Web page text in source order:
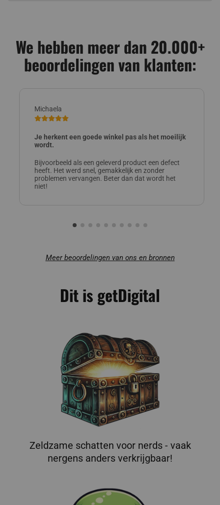
We hebben meer dan 20.000+
beoordelingen van klanten:
Michaela
Je herkent een goede winkel pas als het moeilijk
wordt.
Bijvoorbeeld als een geleverd product een defect
heeft. Het werd snel, gemakkelijk en zonder
problemen vervangen. Beter dan dat wordt het
niet!
Meer beoordelingen van ons en bronnen
Dit is getDigital
Zeldzame schatten voor nerds - vaak
nergens anders verkrijgbaar!